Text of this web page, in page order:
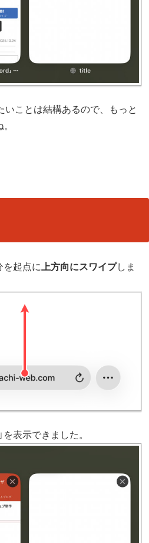
いことは結構あるので、もっと
を起点に 上方向にスワイプしま
を表示できました。